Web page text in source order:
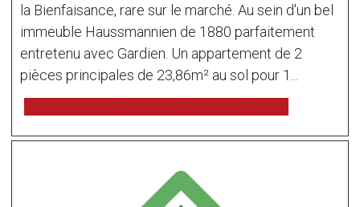
la Bienfaisance, rare sur le marché. Au sein d'un bel
immeuble Haussmannien de 1880 parfaitement
entretenu avec Gardien. Un appartement de 2
pièces principales de 23,86m² au sol pour 1...